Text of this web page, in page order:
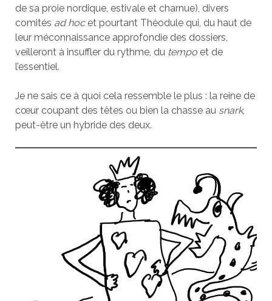
de sa proie nordique, estivale et charnue), divers
comités ad hocet pourtant Théodule qui, du haut de
leur méconnaissance approfondie des dossiers,
veilleront à insuffler du rythme, du tempoet de
l’essentiel.
Je ne sais ce à quoi cela ressemble le plus : la reine de
cœur coupant des têtes ou bien la chasse au snark,
peut-être un hybride des deux.